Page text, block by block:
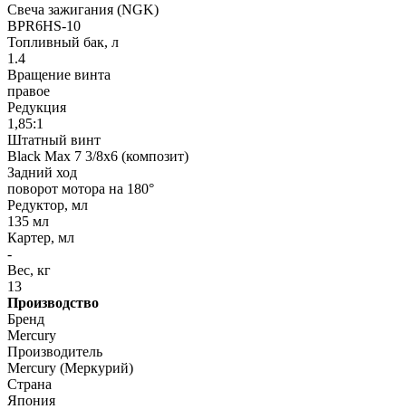
Свеча зажигания (NGK)
BPR6HS-10
Топливный бак, л
1.4
Вращение винта
правое
Редукция
1,85:1
Штатный винт
Black Max 7 3/8x6 (композит)
Задний ход
поворот мотора на 180°
Редуктор, мл
135 мл
Картер, мл
-
Вес, кг
13
Производство
Бренд
Mercury
Производитель
Mercury (Меркурий)
Страна
Япония